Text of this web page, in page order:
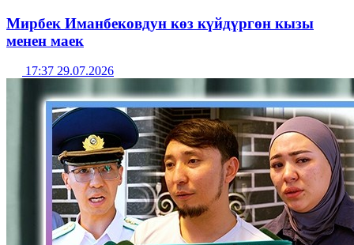
Мирбек Иманбековдун көз күйдүргөн кызы
менен маек
17:37 29.07.2026